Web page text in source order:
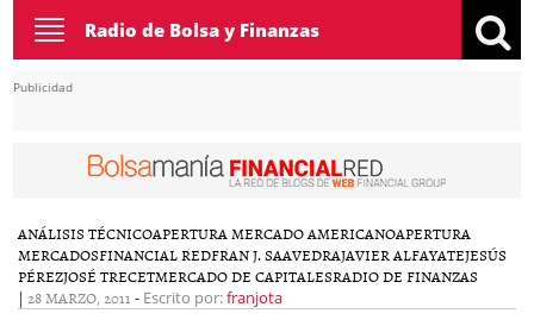
Toggle
navigation
Radio de Bolsa y Finanzas
Publicidad
ANÁLISIS TÉCNICOAPERTURA MERCADO AMERICANOAPERTURA
MERCADOSFINANCIAL REDFRAN J. SAAVEDRAJAVIER ALFAYATEJESÚS
PÉREZJOSÉ TRECETMERCADO DE CAPITALESRADIO DE FINANZAS
| 28 MARZO, 2011 - Escrito por:franjota